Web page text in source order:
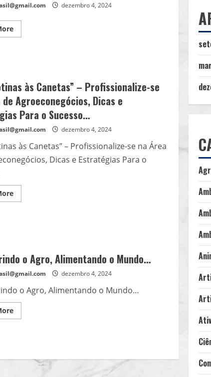
dezembro 4, 2024
Read
more
e
Poluição
dos
Biomas
Brasileiros
nas
Populações
às Canetas” – Profissionalize-se
de Agroeconegócios, Dicas e
Para o Sucesso…
dezembro 4, 2024
às Canetas” – Profissionalize-se na Área
Dicas e Estratégias Para o
Read
more
se
na
Área
de
Dicas
Estratégias
Para
o
o Agro, Alimentando o Mundo…
dezembro 4, 2024
o Agro, Alimentando o Mundo…
Read
more
o
Mundo…